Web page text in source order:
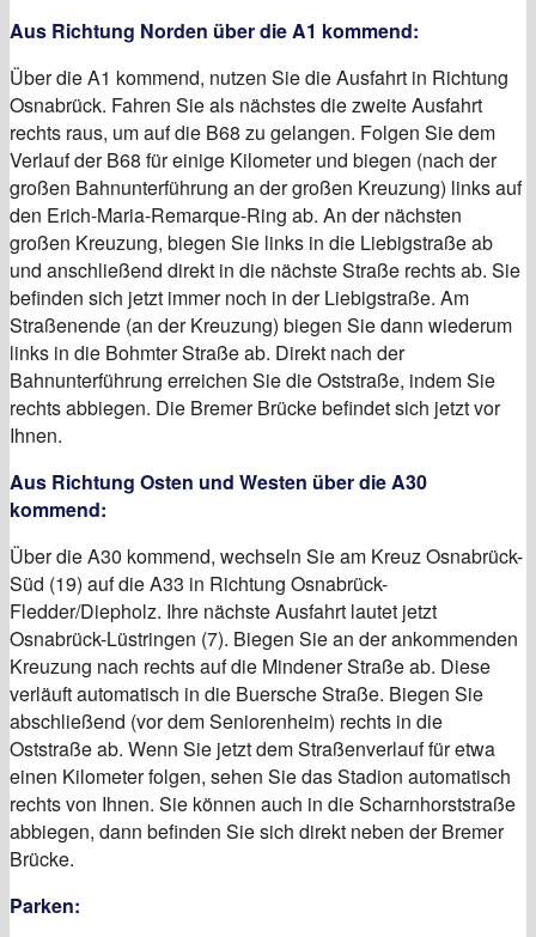
Aus Richtung Norden über die A1 kommend:
Über die A1 kommend, nutzen Sie die Ausfahrt in Richtung
Osnabrück. Fahren Sie als nächstes die zweite Ausfahrt
rechts raus, um auf die B68 zu gelangen. Folgen Sie dem
Verlauf der B68 für einige Kilometer und biegen (nach der
großen Bahnunterführung an der großen Kreuzung) links auf
den Erich-Maria-Remarque-Ring ab. An der nächsten
großen Kreuzung, biegen Sie links in die Liebigstraße ab
und anschließend direkt in die nächste Straße rechts ab. Sie
befinden sich jetzt immer noch in der Liebigstraße. Am
Straßenende (an der Kreuzung) biegen Sie dann wiederum
links in die Bohmter Straße ab. Direkt nach der
Bahnunterführung erreichen Sie die Oststraße, indem Sie
rechts abbiegen. Die Bremer Brücke befindet sich jetzt vor
Ihnen.
Aus Richtung Osten und Westen über die A30
kommend:
Über die A30 kommend, wechseln Sie am Kreuz Osnabrück-
Süd (19) auf die A33 in Richtung Osnabrück-
Fledder/Diepholz. Ihre nächste Ausfahrt lautet jetzt
Osnabrück-Lüstringen (7). Biegen Sie an der ankommenden
Kreuzung nach rechts auf die Mindener Straße ab. Diese
verläuft automatisch in die Buersche Straße. Biegen Sie
abschließend (vor dem Seniorenheim) rechts in die
Oststraße ab. Wenn Sie jetzt dem Straßenverlauf für etwa
einen Kilometer folgen, sehen Sie das Stadion automatisch
rechts von Ihnen. Sie können auch in die Scharnhorststraße
abbiegen, dann befinden Sie sich direkt neben der Bremer
Brücke.
Parken: